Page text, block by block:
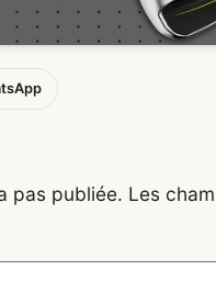
pas publiée. Les